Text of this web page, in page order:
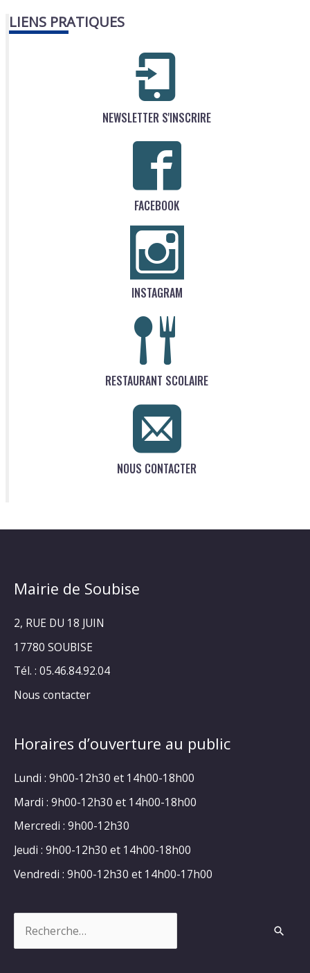
LIENS PRATIQUES
NEWSLETTER S'INSCRIRE
FACEBOOK
INSTAGRAM
RESTAURANT SCOLAIRE
NOUS CONTACTER
Mairie de Soubise
2, RUE DU 18 JUIN
17780 SOUBISE
Tél. : 05.46.84.92.04
Nous contacter
Horaires d’ouverture au public
Lundi : 9h00-12h30 et 14h00-18h00
Mardi : 9h00-12h30 et 14h00-18h00
Mercredi : 9h00-12h30
Jeudi : 9h00-12h30 et 14h00-18h00
Vendredi : 9h00-12h30 et 14h00-17h00